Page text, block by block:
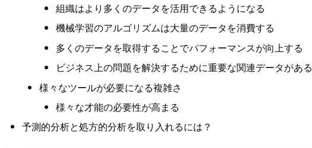
組織はより多くのデータを活用できるようになる
機械学習のアルゴリズムは大量のデータを消費する
多くのデータを取得することでパフォーマンスが向上する
ビジネス上の問題を解決するために重要な関連データがある
様々なツールが必要になる複雑さ
様々な才能の必要性が高まる
予測的分析と処方的分析を取り入れるには？